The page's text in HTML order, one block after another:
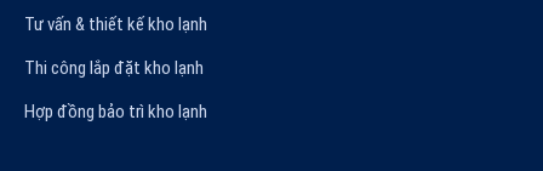
Tư vấn & thiết kế kho lạnh
Thi công lắp đặt kho lạnh
Hợp đồng bảo trì kho lạnh